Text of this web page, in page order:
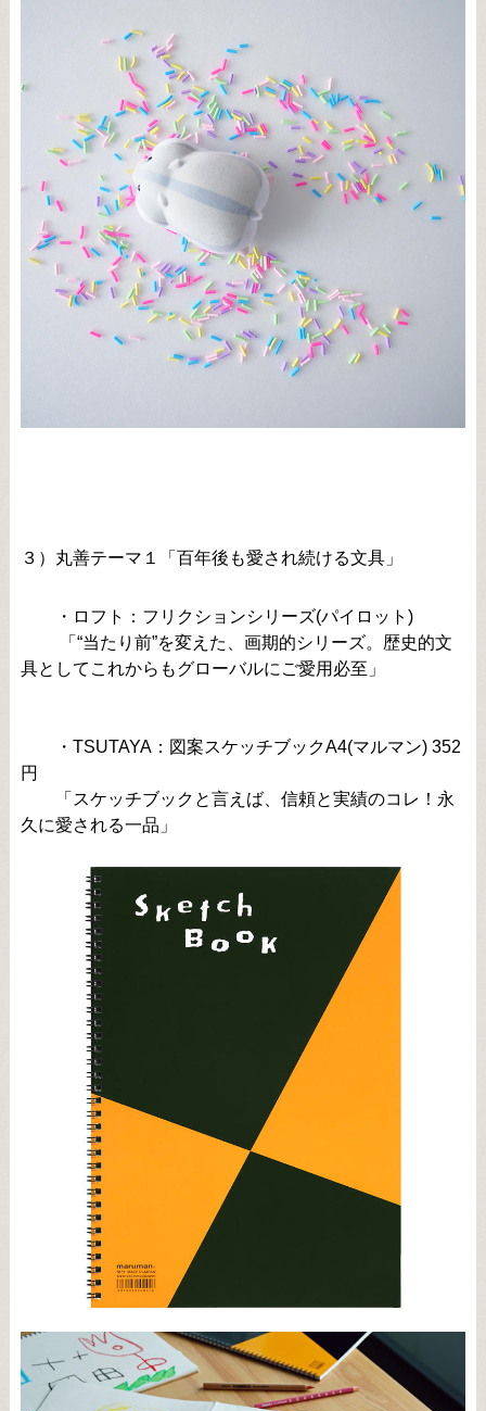
３）丸善テーマ１「百年後も愛され続ける文具」
・ロフト：フリクションシリーズ(パイロット)
「“当たり前”を変えた、画期的シリーズ。歴史的文
具としてこれからもグローバルにご愛用必至」
・TSUTAYA：図案スケッチブックA4(マルマン) 352
円
「スケッチブックと言えば、信頼と実績のコレ！永
久に愛される一品」